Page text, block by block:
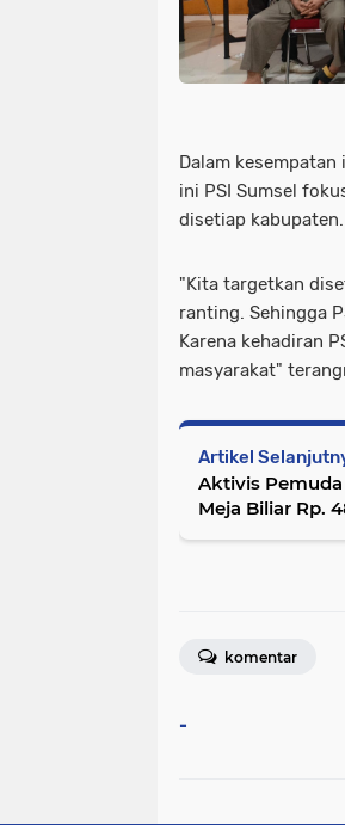
Dalam
ini PSI Sumsel
disetiap kabupaten.
"Kita targetkan
ranting. Sehingga
Karena kehadiran
masyarakat"
Artikel
Aktivis Pemuda
Meja Biliar Rp.
komentar
-